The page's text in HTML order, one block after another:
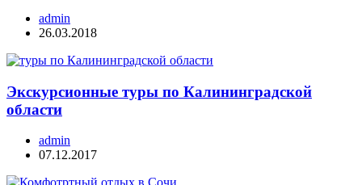
admin
26.03.2018
Экскурсионные туры по Калининградской
области
admin
07.12.2017